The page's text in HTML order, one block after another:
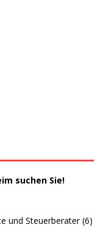
suchen Sie!
und Steuerberater (6)